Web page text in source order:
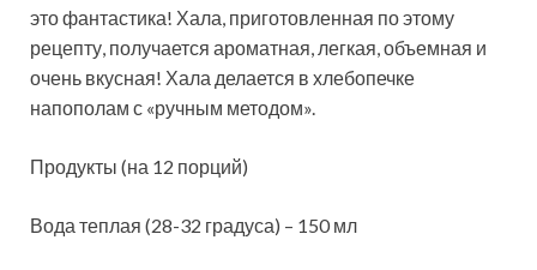
это фантастика! Хала, приготовленная по этому
рецепту, получается ароматная, легкая, объемная и
очень вкусная! Хала делается в хлебопечке
напополам с «ручным методом».
Продукты (на 12 порций)
Вода теплая (28-32 градуса) – 150 мл